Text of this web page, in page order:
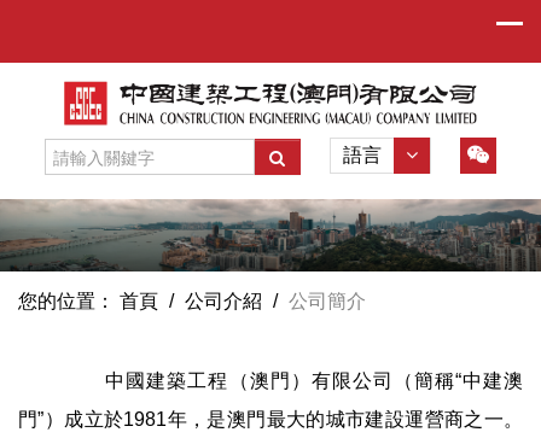
語言
您的位置： 首頁 / 公司介紹 / 公司簡介
中國建築工程（澳門）有限公司（簡稱“中建澳
門”）成立於1981年，是澳門最大的城市建設運營商之一。